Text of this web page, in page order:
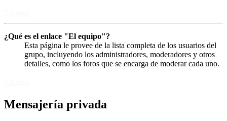
¿Qué es el enlace "El equipo"?
Esta página le provee de la lista completa de los usuarios del
grupo, incluyendo los administradores, moderadores y otros
detalles, como los foros que se encarga de moderar cada uno.
Mensajería privada